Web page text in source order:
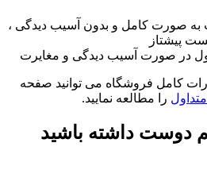
به صورت کامل و بدون آسیب دیدگی ،
پیشتاز
در صورت آسیب دیدگی و مغایرت
کامل فروشگاه می توانید صفحه
را مطالعه نمایید.
دوست داشته باشید